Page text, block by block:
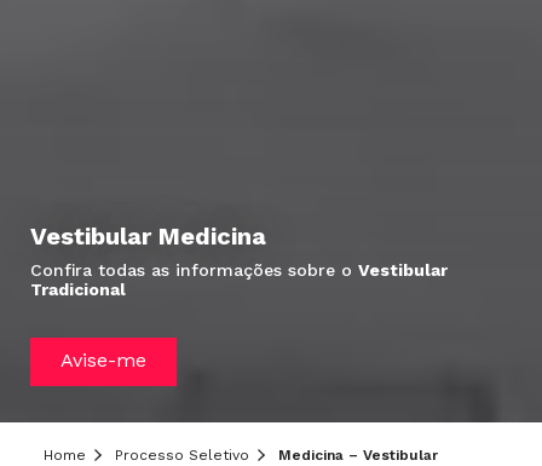
Vestibular Medicina
Confira todas as informações sobre o Vestibular
Tradicional
Avise-me
Home Processo Seletivo Medicina – Vestibular